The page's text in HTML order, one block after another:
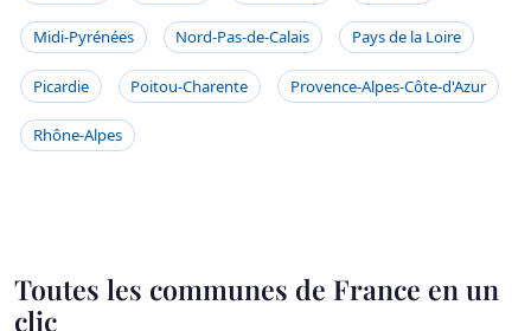
Midi-Pyrénées Nord-Pas-de-Calais Pays de la Loire
Picardie Poitou-Charente Provence-Alpes-Côte-d'Azur
Rhône-Alpes
Toutes les communes de France en un
clic